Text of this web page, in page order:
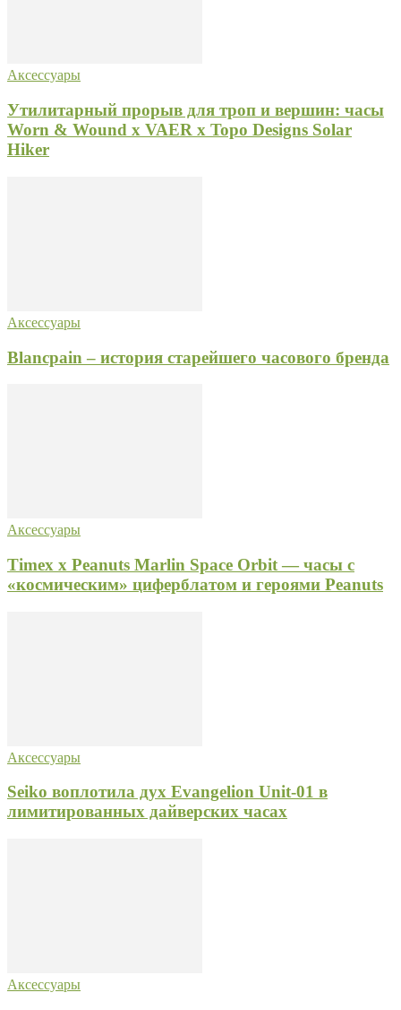
Аксессуары
Утилитарный прорыв для троп и вершин: часы
Worn & Wound x VAER x Topo Designs Solar
Hiker
Аксессуары
Blancpain – история старейшего часового бренда
Аксессуары
Timex x Peanuts Marlin Space Orbit — часы с
«космическим» циферблатом и героями Peanuts
Аксессуары
Seiko воплотила дух Evangelion Unit-01 в
лимитированных дайверских часах
Аксессуары